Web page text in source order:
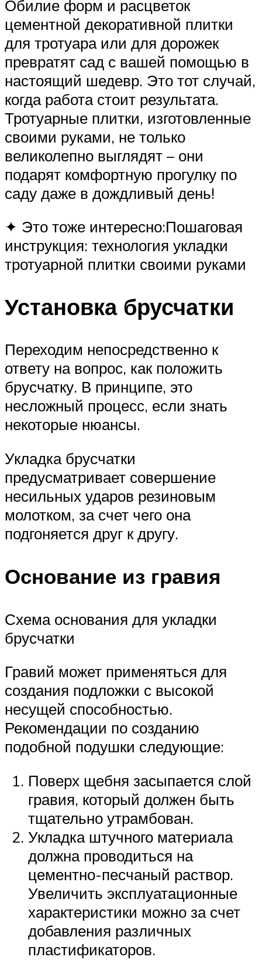
Обилие форм и расцветок
цементной декоративной плитки
для тротуара или для дорожек
превратят сад с вашей помощью в
настоящий шедевр. Это тот случай,
когда работа стоит результата.
Тротуарные плитки, изготовленные
своими руками, не только
великолепно выглядят – они
подарят комфортную прогулку по
саду даже в дождливый день!
✦ Это тоже интересно:Пошаговая
инструкция: технология укладки
тротуарной плитки своими руками
Установка брусчатки
Переходим непосредственно к
ответу на вопрос, как положить
брусчатку. В принципе, это
несложный процесс, если знать
некоторые нюансы.
Укладка брусчатки
предусматривает совершение
несильных ударов резиновым
молотком, за счет чего она
подгоняется друг к другу.
Основание из гравия
Схема основания для укладки
брусчатки
Гравий может применяться для
создания подложки с высокой
несущей способностью.
Рекомендации по созданию
подобной подушки следующие:
Поверх щебня засыпается слой
гравия, который должен быть
тщательно утрамбован.
Укладка штучного материала
должна проводиться на
цементно-песчаный раствор.
Увеличить эксплуатационные
характеристики можно за счет
добавления различных
пластификаторов.